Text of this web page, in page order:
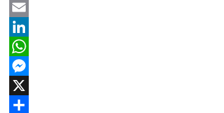
F
a
c
e
b
o
E
m
a
L
n
k
W
h
a
M
eX